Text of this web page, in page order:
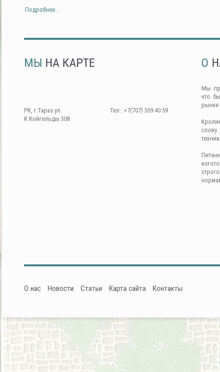
Подробнее...
МЫ НА КАРТЕ
РК, г.Тараз ул.
К.Койгельды 308
Тел.: +7(707) 559 40 59
О
Мы
что
рынке
О нас Новости Статьи Карта сайта Контакты